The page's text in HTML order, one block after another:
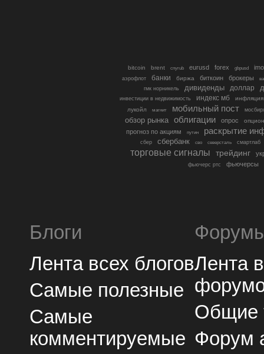
bitcoin brent cnyrub eurusd forex gbpusd
аэрофлот банки биржа биткоин брокеры
гмк норникель
дивиденды доллар
инвестиции в недвижимость индекс мб
инфляция
лукойл
магнит мобильный пост
обзор рынка облигации опрос
прогноз по акциям путин раскрытие
сбер сбербанк сво северсталь смартлаб
торговые сигналы трейдинг
фьючерс ртс фьючерсы
Блоги
Лента всех блогов
Самые полезные
Самые
комментируемые
Лента
Общие
Форум